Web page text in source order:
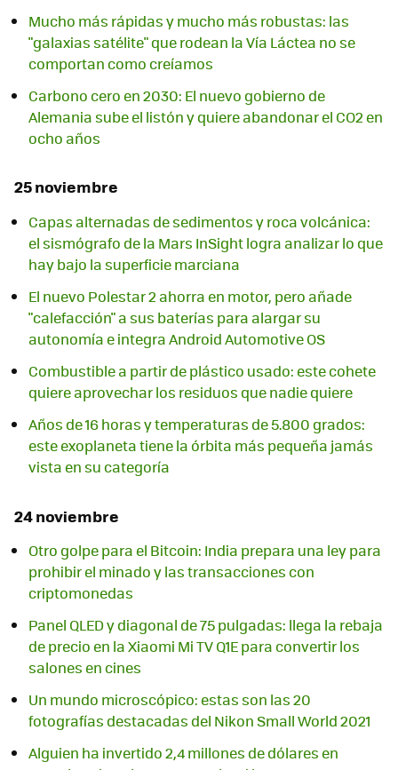
Mucho más rápidas y mucho más robustas: las
"galaxias satélite" que rodean la Vía Láctea no se
comportan como creíamos
Carbono cero en 2030: El nuevo gobierno de
Alemania sube el listón y quiere abandonar el CO2 en
ocho años
25 noviembre
Capas alternadas de sedimentos y roca volcánica:
el sismógrafo de la Mars InSight logra analizar lo que
hay bajo la superficie marciana
El nuevo Polestar 2 ahorra en motor, pero añade
"calefacción" a sus baterías para alargar su
autonomía e integra Android Automotive OS
Combustible a partir de plástico usado: este cohete
quiere aprovechar los residuos que nadie quiere
Años de 16 horas y temperaturas de 5.800 grados:
este exoplaneta tiene la órbita más pequeña jamás
vista en su categoría
24 noviembre
Otro golpe para el Bitcoin: India prepara una ley para
prohibir el minado y las transacciones con
criptomonedas
Panel QLED y diagonal de 75 pulgadas: llega la rebaja
de precio en la Xiaomi Mi TV Q1E para convertir los
salones en cines
Un mundo microscópico: estas son las 20
fotografías destacadas del Nikon Small World 2021
Alguien ha invertido 2,4 millones de dólares en